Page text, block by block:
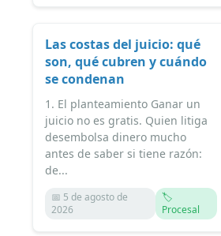
Las costas del juicio: qué
son, qué cubren y cuándo
se condenan
1. El planteamiento Ganar un
juicio no es gratis. Quien litiga
desembolsa dinero mucho
antes de saber si tiene razón:
de...
📅 5 de agosto de
2026
🏷️
Procesal